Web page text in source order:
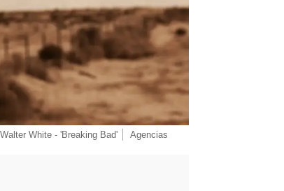
Walter White - 'Breaking Bad' Agencias